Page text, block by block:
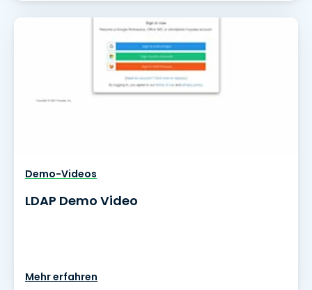
Demo-Videos
LDAP Demo Video
Mehr erfahren